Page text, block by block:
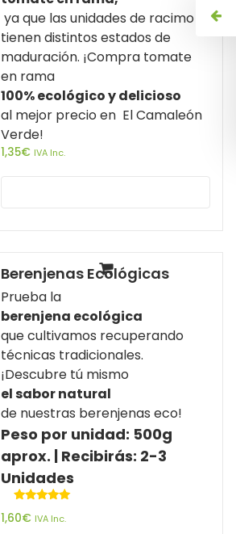
ya que las unidades de racimo
tienen distintos estados de
maduración. ¡Compra tomate
en rama
100% ecológico y delicioso
al mejor precio en El Camaleón
Verde!
1,35€ IVA Inc.
Berenjenas Ecológicas
Prueba la
berenjena ecológica
que cultivamos recuperando
técnicas tradicionales.
¡Descubre tú mismo
el sabor natural
de nuestras berenjenas eco!
Peso por unidad: 500g
aprox. | Recibirás: 2-3
Unidades
con
1,60€ IVA Inc.